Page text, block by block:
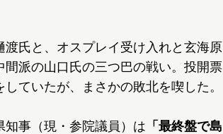
氏と、オスプレイ受け入れと玄海原
派の山口氏の三つ巴の戦い。投開票
ていたが、まさかの敗北を喫した。
事（現・参院議員）は 「最終盤で島